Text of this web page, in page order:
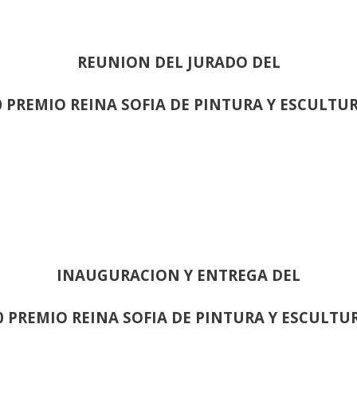
REUNION DEL JURADO DEL
PREMIO REINA SOFIA DE PINTURA Y
INAUGURACION Y ENTREGA DEL
PREMIO REINA SOFIA DE PINTURA Y